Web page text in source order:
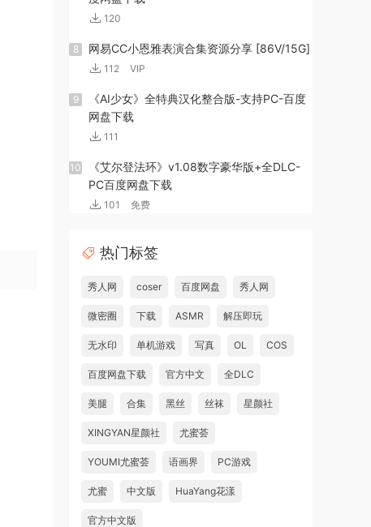
120
8 网易CC小恩雅表演合集资源分享 [86V/15G]
112 VIP
9
《AI少女》全特典汉化整合版-支持PC-百度
网盘下载
111
10
《艾尔登法环》v1.08数字豪华版+全DLC-
PC百度网盘下载
101 免费
热门标签
秀人网 coser 百度网盘 秀人网
微密圈 下载 ASMR 解压即玩
无水印 单机游戏 写真 OL COS
百度网盘下载 官方中文 全DLC
美腿 合集 黑丝 丝袜 星颜社
XINGYAN星颜社 尤蜜荟
YOUMI尤蜜荟 语画界 PC游戏
尤蜜 中文版 HuaYang花漾
官方中文版